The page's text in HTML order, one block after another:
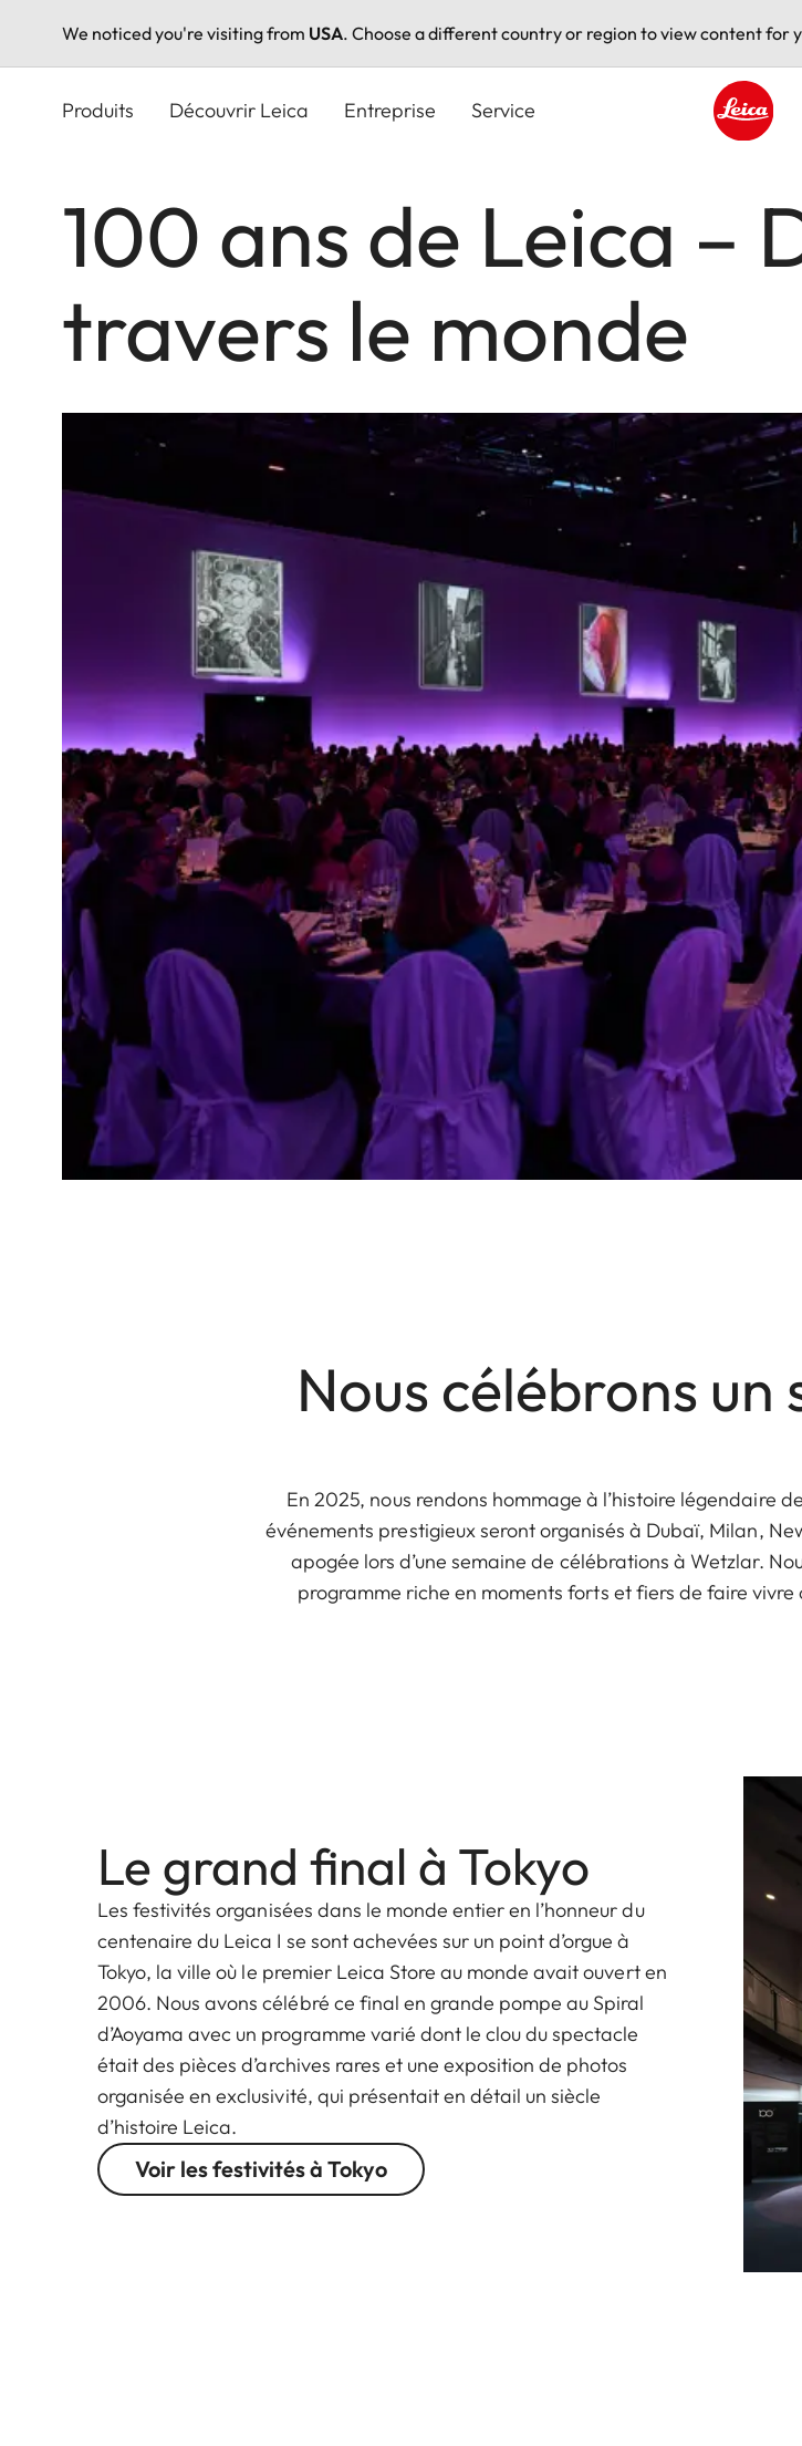
We noticed you're visiting from USA. Choose a different country or region to view content for
Produits Découvrir Leica Entreprise Service
100 ans de Leica –
travers le monde
Nous célébrons un
En 2025, nous rendons hommage à l’histoire légendaire
événements prestigieux seront organisés à Dubaï, Milan,
apogée lors d’une semaine de célébrations à Wetzlar.
programme riche en moments forts et fiers de faire
Le grand final à Tokyo
Les festivités organisées dans le monde entier en l’honneur du
centenaire du Leica I se sont achevées sur un point d’orgue à
Tokyo, la ville où le premier Leica Store au monde avait ouvert en
2006. Nous avons célébré ce final en grande pompe au Spiral
d’Aoyama avec un programme varié dont le clou du spectacle
était des pièces d’archives rares et une exposition de photos
organisée en exclusivité, qui présentait en détail un siècle
d’histoire Leica.
Voir les festivités à Tokyo